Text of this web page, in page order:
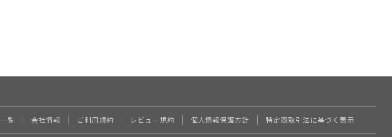
覧 会社情報 ご利用規約 レビュー規約 個人情報保護方針 特定商取引法に基づく表示